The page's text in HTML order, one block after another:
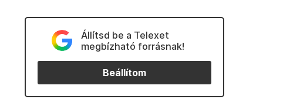
Állítsd be a Telexet
megbízható forrásnak!
Beállítom